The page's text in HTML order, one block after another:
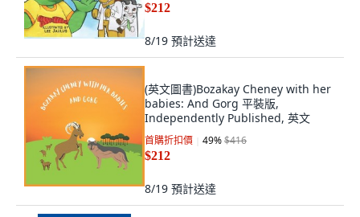
$212
8/19 預計送達
(英文圖書)Bozakay Cheney with her
babies: And Gorg 平裝版,
Independently Published, 英文
首購折扣價 49%$416
$212
8/19 預計送達